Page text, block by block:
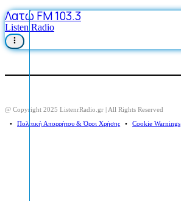
Λατώ FM 103.3
Listen Radio
@ Copyright 2025 ListenrRadio.gr | All Rights Reserved
⠀•⠀ Πολιτική Απορρήτου & Όροι Χρήσης ⠀•⠀ Cookie Warnings